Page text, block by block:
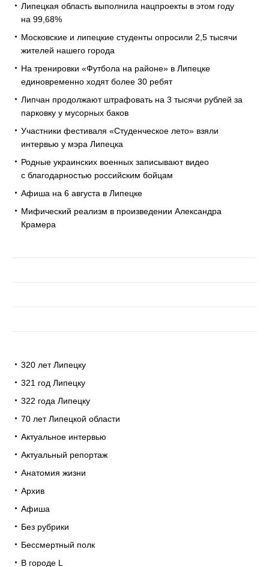
Липецкая область выполнила нацпроекты в этом году
на 99,68%
Московские и липецкие студенты опросили 2,5 тысячи
жителей нашего города
На тренировки «Футбола на районе» в Липецке
единовременно ходят более 30 ребят
Липчан продолжают штрафовать на 3 тысячи рублей за
парковку у мусорных баков
Участники фестиваля «Студенческое лето» взяли
интервью у мэра Липецка
Родные украинских военных записывают видео
с благодарностью российским бойцам
Афиша на 6 августа в Липецке
Мифический реализм в произведении Александра
Крамера
320 лет Липецку
321 год Липецку
322 года Липецку
70 лет Липецкой области
Актуальное интервью
Актуальный репортаж
Анатомия жизни
Архив
Афиша
Без рубрики
Бессмертный полк
В городе L